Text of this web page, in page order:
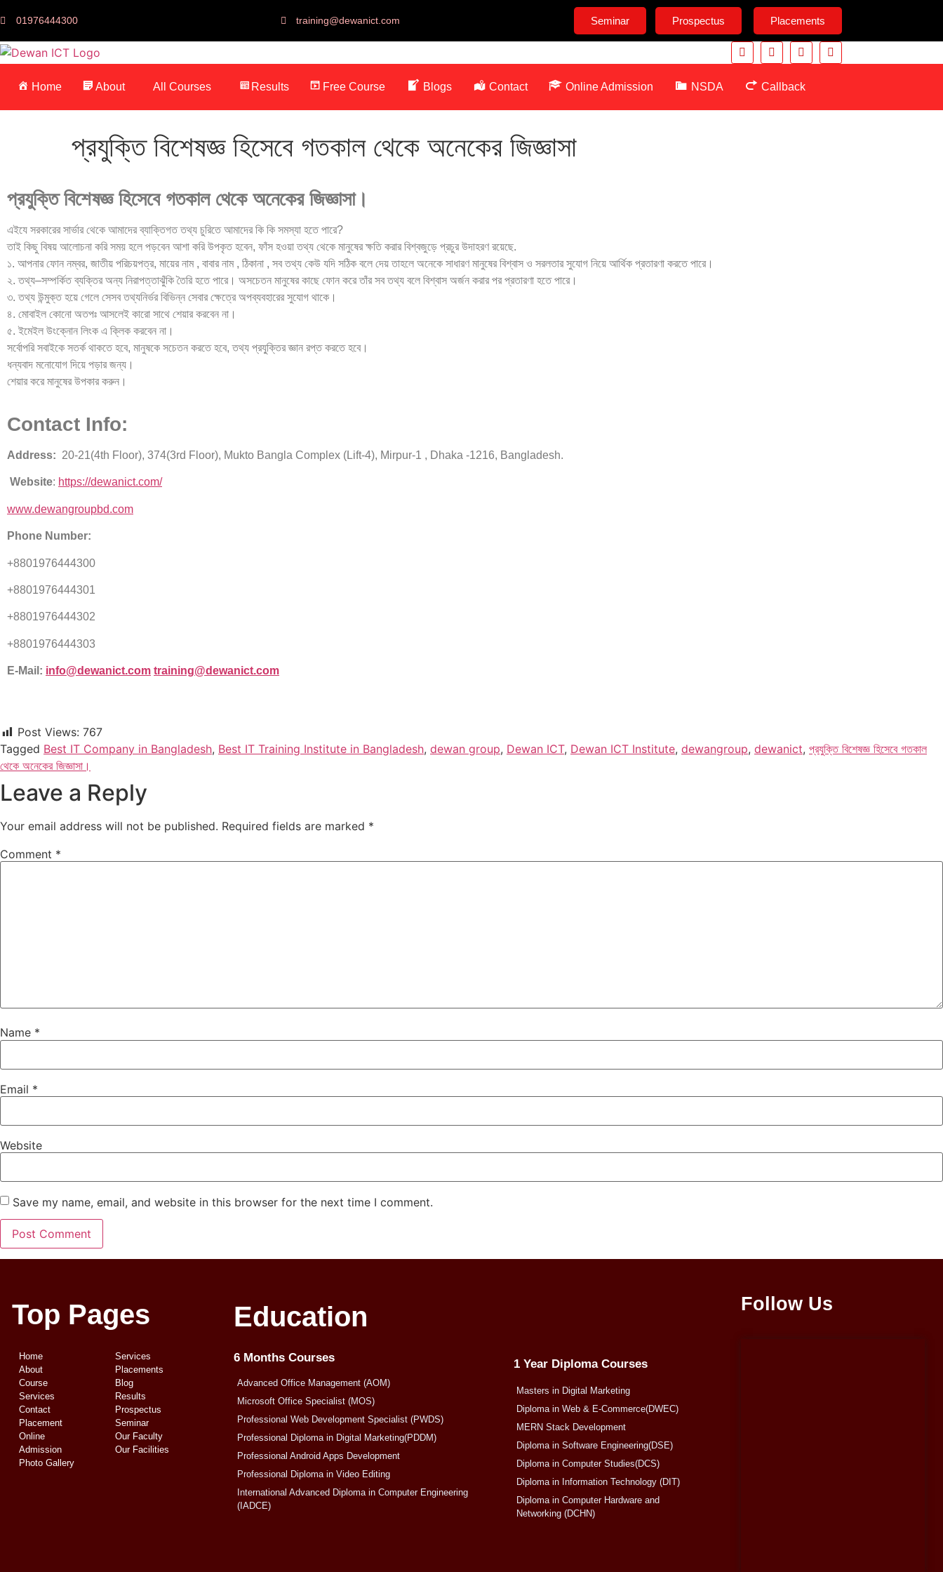
01976444300 training@dewanict.com Seminar Prospectus Placements
Home About All Courses Results Free Course Blogs Contact Online Admission NSDA Callback
প্রযুক্তি বিশেষজ্ঞ হিসেবে গতকাল থেকে অনেকের জিজ্ঞাসা
প্রযুক্তি বিশেষজ্ঞ হিসেবে গতকাল থেকে অনেকের জিজ্ঞাসা।
এইযে সরকারের সার্ভার থেকে আমাদের ব্যাক্তিগত তথ্য চুরিতে আমাদের কি কি সমস্যা হতে পারে?
তাই কিছু বিষয় আলোচনা করি সময় হলে পড়বেন আশা করি উপকৃত হবেন, ফাঁস হওয়া তথ্য থেকে মানুষের ক্ষতি করার বিশ্বজুড়ে প্রচুর উদাহরণ রয়েছে.
১. আপনার ফোন নম্বর, জাতীয় পরিচয়পত্র, মায়ের নাম , বাবার নাম , ঠিকানা , সব তথ্য কেউ যদি সঠিক বলে দেয় তাহলে অনেকে সাধারণ মানুষের বিশ্বাস ও সরলতার সুযোগ নিয়ে আর্থিক প্রতারণা করতে পারে।
২. তথ্য–সম্পর্কিত ব্যক্তির অন্য নিরাপত্তাঝুঁকি তৈরি হতে পারে। অসচেতন মানুষের কাছে ফোন করে তাঁর সব তথ্য বলে বিশ্বাস অর্জন করার পর প্রতারণা হতে পারে।
৩. তথ্য উন্মুক্ত হয়ে গেলে সেসব তথ্যনির্ভর বিভিন্ন সেবার ক্ষেত্রে অপব্যবহারের সুযোগ থাকে।
৪. মোবাইল কোনো অতপঃ আসলেই কারো সাথে শেয়ার করবেন না।
৫. ইমেইল উংক্নোন লিংক এ ক্লিক করবেন না।
সর্বোপরি সবাইকে সতর্ক থাকতে হবে, মানুষকে সচেতন করতে হবে, তথ্য প্রযু্ক্তির জ্ঞান রপ্ত করতে হবে।
ধন্যবাদ মনোযোগ দিয়ে পড়ার জন্য।
শেয়ার করে মানুষের উপকার করুন।
Contact Info:
Address: 20-21(4th Floor), 374(3rd Floor), Mukto Bangla Complex (Lift-4), Mirpur-1 , Dhaka -1216, Bangladesh.
Website: https://dewanict.com/
www.dewangroupbd.com
Phone Number:
+8801976444300
+8801976444301
+8801976444302
+8801976444303
E-Mail: info@dewanict.com training@dewanict.com
Post Views: 767
Tagged Best IT Company in Bangladesh, Best IT Training Institute in Bangladesh, dewan group, Dewan ICT, Dewan ICT Institute, dewangroup, dewanict, প্রযুক্তি বিশেষজ্ঞ হিসেবে গতকাল
থেকে অনেকের জিজ্ঞাসা।
Leave a Reply
Your email address will not be published. Required fields are marked *
Comment *
Name *
Email *
Website
Save my name, email, and website in this browser for the next time I comment.
Top Pages
Home
About
Course
Services
Contact
Placement
Online
Admission
Photo Gallery
Services
Placements
Blog
Results
Prospectus
Seminar
Our Faculty
Our Facilities
Education
6 Months Courses
Advanced Office Management (AOM)
Microsoft Office Specialist (MOS)
Professional Web Development Specialist (PWDS)
Professional Diploma in Digital Marketing(PDDM)
Professional Android Apps Development
Professional Diploma in Video Editing
International Advanced Diploma in Computer Engineering
(IADCE)
1 Year Diploma Courses
Masters in Digital Marketing
Diploma in Web & E-Commerce(DWEC)
MERN Stack Development
Diploma in Software Engineering(DSE)
Diploma in Computer Studies(DCS)
Diploma in Information Technology (DIT)
Diploma in Computer Hardware and
Networking (DCHN)
Follow Us